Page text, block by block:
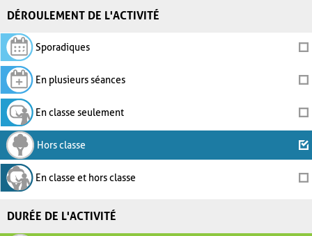
DÉROULEMENT DE L'ACTIVITÉ
Sporadiques
En plusieurs séances
En classe seulement
Hors classe
En classe et hors classe
DURÉE DE L'ACTIVITÉ